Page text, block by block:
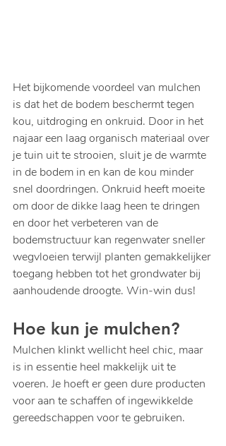
Het bijkomende voordeel van mulchen
is dat het de bodem beschermt tegen
kou, uitdroging en onkruid. Door in het
najaar een laag organisch materiaal over
je tuin uit te strooien, sluit je de warmte
in de bodem in en kan de kou minder
snel doordringen. Onkruid heeft moeite
om door de dikke laag heen te dringen
en door het verbeteren van de
bodemstructuur kan regenwater sneller
wegvloeien terwijl planten gemakkelijker
toegang hebben tot het grondwater bij
aanhoudende droogte. Win-win dus!
Hoe kun je mulchen?
Mulchen klinkt wellicht heel chic, maar
is in essentie heel makkelijk uit te
voeren. Je hoeft er geen dure producten
voor aan te schaffen of ingewikkelde
gereedschappen voor te gebruiken.